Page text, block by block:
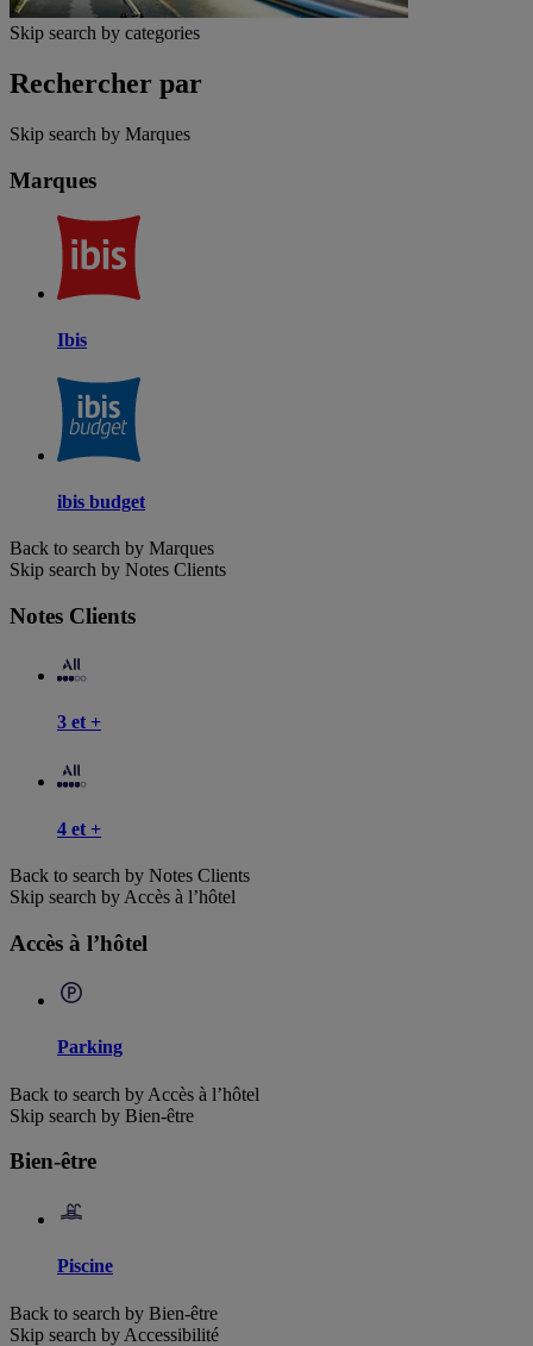
Skip search by categories
Rechercher par
Skip search by Marques
Marques
Ibis
ibis budget
Back to search by Marques
Skip search by Notes Clients
Notes Clients
3 et +
4 et +
Back to search by Notes Clients
Skip search by Accès à l’hôtel
Accès à l’hôtel
Parking
Back to search by Accès à l’hôtel
Skip search by Bien-être
Bien-être
Piscine
Back to search by Bien-être
Skip search by Accessibilité